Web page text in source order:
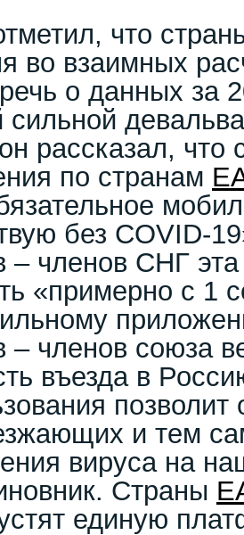
что
во взаимных
о данных за
сильной
рассказал, что
по странам
без COVID-
– членов СНГ
«примерно с 1
– членов союза
въезда в
и тем
вируса на
Страны
единую